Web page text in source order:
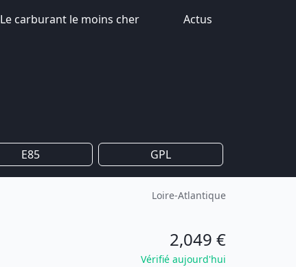
Le carburant le moins cher Actus
E85 GPL
Loire-Atlantique
2,049 €
Vérifié aujourd'hui